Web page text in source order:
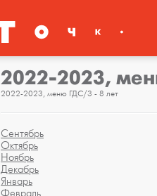
2022-2023,
2022-2023, меню ГДС/3 - 8 лет
Сентябрь
Октябрь
Ноябрь
Декабрь
Январь